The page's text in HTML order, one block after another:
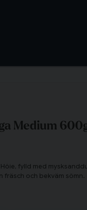
Medium
fylld med
och bekväm sömn.